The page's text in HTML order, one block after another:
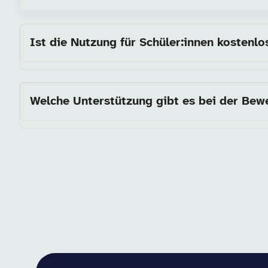
Ist die Nutzung für Schüler:innen
Welche Unterstützung gibt es bei der